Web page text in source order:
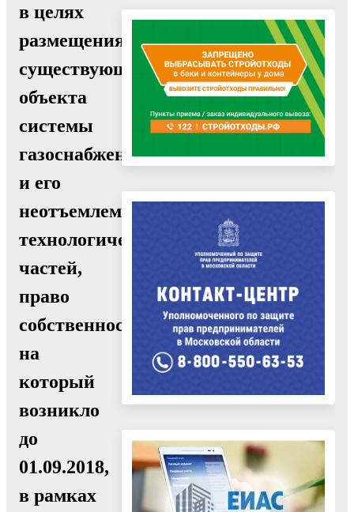
в целях
размещения
существующего
объекта
системы
газоснабжения
и его
неотъемлемых
технологических
частей,
право
собственности
на
который
возникло
до
01.09.2018,
в рамках